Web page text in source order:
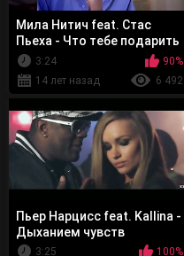
Мила Нитич feat. Стас
Пьеха - Что тебе подарить
3:24
90%
14 лет назад
6 492
Пьер Нарцисс feat. Kallina -
Дыханием чувств
3:25
100%